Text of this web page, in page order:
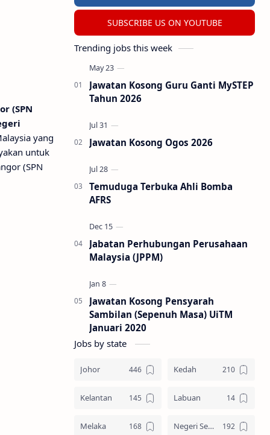
(SPN
yang
untuk
(SPN
SUBSCRIBE US ON YOUTUBE
Trending jobs this week
Jawatan Kosong Guru Ganti MySTEP
Tahun 2026
Jawatan Kosong Ogos 2026
Temuduga Terbuka Ahli Bomba
AFRS
Jabatan Perhubungan Perusahaan
Malaysia (JPPM)
Jawatan Kosong Pensyarah
Sambilan (Sepenuh Masa) UiTM
Januari 2020
Jobs by state
Johor Kedah
Kelantan Labuan
Melaka Negeri Sembilan